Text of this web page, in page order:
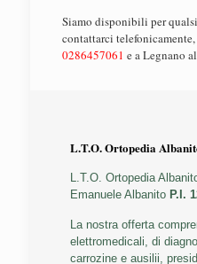
Siamo disponibili per
contattarci
0286457061 e a Legnano
L.T.O. Ortopedia
L.T.O. Ortopedia
Emanuele Albanito P.I.
La nostra offerta
elettromedicali, di
carrozine e ausilii,